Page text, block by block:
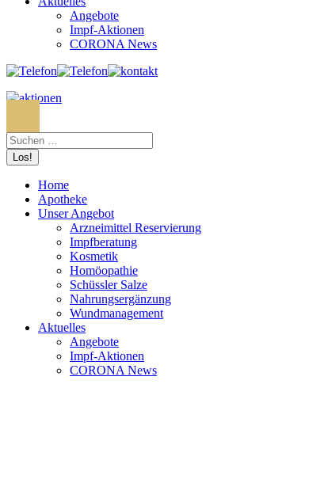
Angebote
Impf-Aktionen
CORONA News
Home
Apotheke
Unser Angebot
Arzneimittel Reservierung
Impfberatung
Kosmetik
Homöopathie
Schüssler Salze
Nahrungsergänzung
Wundmanagement
Aktuelles
Angebote
Impf-Aktionen
CORONA News